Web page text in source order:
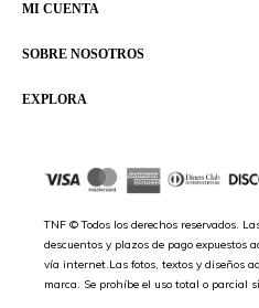
EXPLORA
SOBRE NOSOTROS
MI CUENTA
TNF © Todos los derechos reservados.
descuentos y plazos de pago expuestos
vía internet.Las fotos, textos y diseños
marca. Se prohíbe el uso total o parcial